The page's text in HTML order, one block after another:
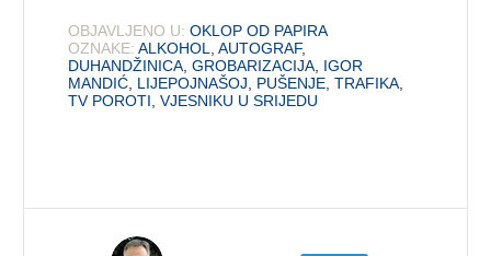
OBJAVLJENO U: OKLOP OD PAPIRA
OZNAKE: ALKOHOL ,AUTOGRAF,
DUHANDŽINICA ,GROBARIZACIJA IGOR
MANDIĆ LIJEPOJNAŠOJ PUŠENJE ,TRAFIKA
TV POROTI ,VJESNIKU U SRIJEDU